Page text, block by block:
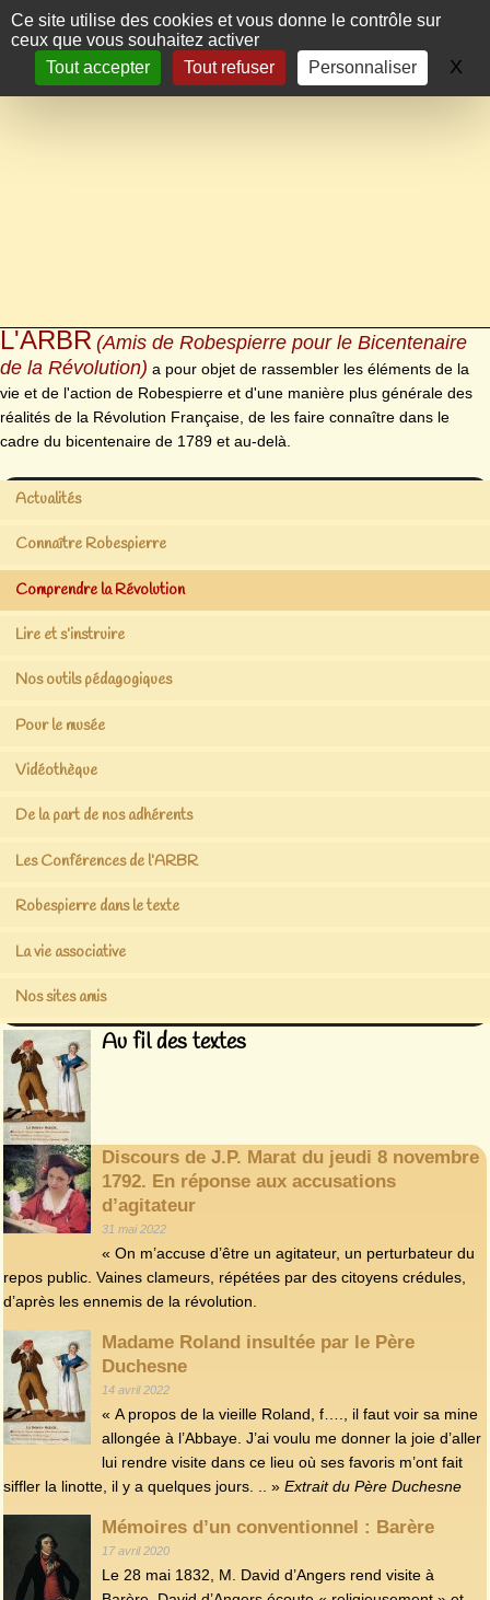
Panneau de gestion des cookies
Ce site utilise des cookies et vous donne le contrôle sur
ceux que vous souhaitez activer
Tout accepter
Tout refuser Personnaliser X
L'ARBR (Amis de Robespierre pour le Bicentenaire
de la Révolution) a pour objet de rassembler les éléments de la
vie et de l'action de Robespierre et d'une manière plus générale des
réalités de la Révolution Française, de les faire connaître dans le
cadre du bicentenaire de 1789 et au-delà.
Actualités
Connaître Robespierre
Comprendre la Révolution
Lire et s’instruire
Nos outils pédagogiques
Pour le musée
Vidéothèque
De la part de nos adhérents
Les Conférences de l’ARBR
Robespierre dans le texte
La vie associative
Nos sites amis
Au fil des textes
Discours de J.P. Marat du jeudi 8 novembre
1792. En réponse aux accusations
d’agitateur
31 mai 2022
« On m’accuse d’être un agitateur, un perturbateur du
repos public. Vaines clameurs, répétées par des citoyens crédules,
d’après les ennemis de la révolution.
Madame Roland insultée par le Père
Duchesne
14 avril 2022
« A propos de la vieille Roland, f…., il faut voir sa mine
allongée à l’Abbaye. J’ai voulu me donner la joie d’aller
lui rendre visite dans ce lieu où ses favoris m’ont fait
siffler la linotte, il y a quelques jours. .. » Extrait du Père Duchesne
Mémoires d’un conventionnel : Barère
17 avril 2020
Le 28 mai 1832, M. David d’Angers rend visite à